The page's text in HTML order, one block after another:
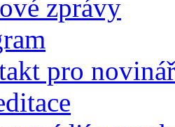
zprávy
pro